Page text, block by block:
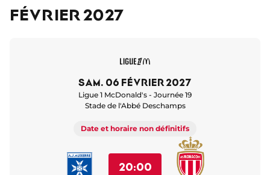
Février 2027
sam. 06 février 2027
Ligue 1 McDonald's - Journée 19
Stade de l'Abbé Deschamps
Date et horaire non définitifs
20:00